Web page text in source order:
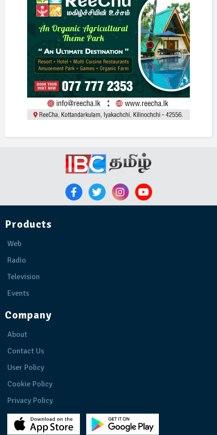
Products
Web
Radio
Television
Events
Company
About
Contact Us
User Policy
Cookie Policy
Privacy Policy